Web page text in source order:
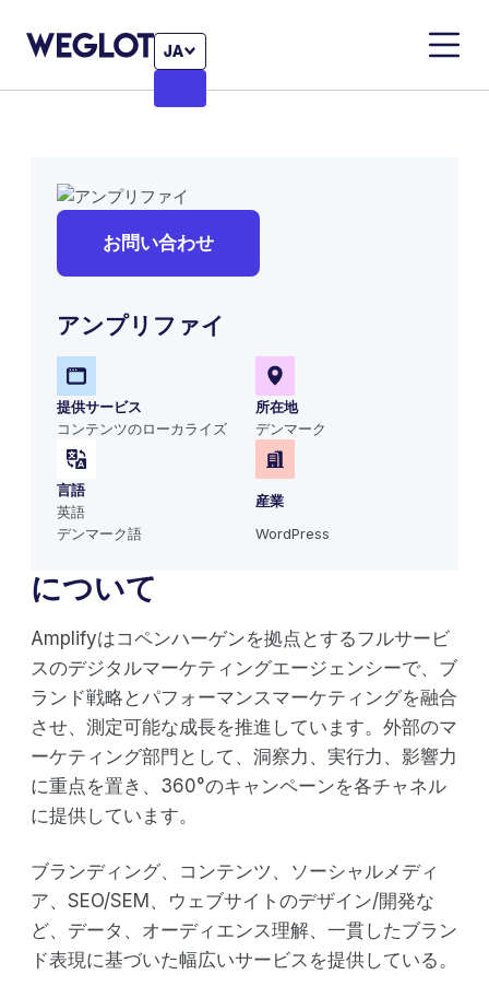
JA
お問い合わせ
アンプリファイ
提供サービス
コンテンツのローカライズ
所在地
デンマーク
言語
英語
デンマーク語
産業
WordPress
について
Amplifyはコペンハーゲンを拠点とするフルサービ
スのデジタルマーケティングエージェンシーで、ブ
ランド戦略とパフォーマンスマーケティングを融合
させ、測定可能な成長を推進しています。外部のマ
ーケティング部門として、洞察力、実行力、影響力
に重点を置き、360°のキャンペーンを各チャネル
に提供しています。
ブランディング、コンテンツ、ソーシャルメディ
ア、SEO/SEM、ウェブサイトのデザイン/開発な
ど、データ、オーディエンス理解、一貫したブラン
ド表現に基づいた幅広いサービスを提供している。